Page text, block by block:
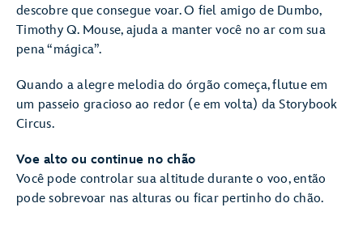
descobre que consegue voar. O fiel amigo de Dumbo,
Timothy Q. Mouse, ajuda a manter você no ar com sua
pena “mágica”.
Quando a alegre melodia do órgão começa, flutue em
um passeio gracioso ao redor (e em volta) da Storybook
Circus.
Voe alto ou continue no chão
Você pode controlar sua altitude durante o voo, então
pode sobrevoar nas alturas ou ficar pertinho do chão.